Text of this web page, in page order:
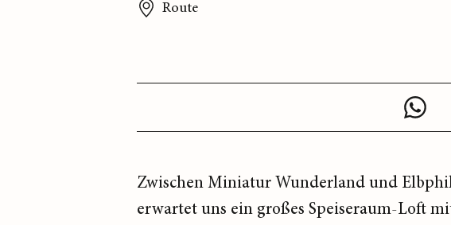
Route
Zwischen Miniatur Wunderland und
erwartet uns ein großes Speiseraum-Loft